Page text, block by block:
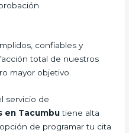
confiables y
total de nuestros
mayor objetivo.
servicio de
en Tacumbutiene alta
de programar tu cita